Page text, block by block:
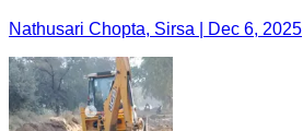
Nathusari Chopta, Sirsa | Dec 6, 2025